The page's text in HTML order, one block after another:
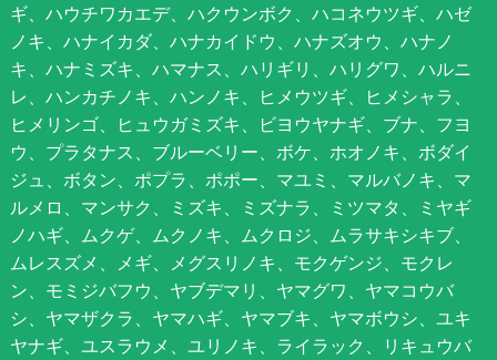
ギ、ハウチワカエデ、ハクウンボク、ハコネウツギ、ハゼ
ノキ、ハナイカダ、ハナカイドウ、ハナズオウ、ハナノ
キ、ハナミズキ、ハマナス、ハリギリ、ハリグワ、ハルニ
レ、ハンカチノキ、ハンノキ、ヒメウツギ、ヒメシャラ、
ヒメリンゴ、ヒュウガミズキ、ビヨウヤナギ、ブナ、フヨ
ウ、プラタナス、ブルーベリー、ボケ、ホオノキ、ボダイ
ジュ、ボタン、ポプラ、ポポー、マユミ、マルバノキ、マ
ルメロ、マンサク、ミズキ、ミズナラ、ミツマタ、ミヤギ
ノハギ、ムクゲ、ムクノキ、ムクロジ、ムラサキシキブ、
ムレスズメ、メギ、メグスリノキ、モクゲンジ、モクレ
ン、モミジバフウ、ヤブデマリ、ヤマグワ、ヤマコウバ
シ、ヤマザクラ、ヤマハギ、ヤマブキ、ヤマボウシ、ユキ
ヤナギ、ユスラウメ、ユリノキ、ライラック、リキュウバ